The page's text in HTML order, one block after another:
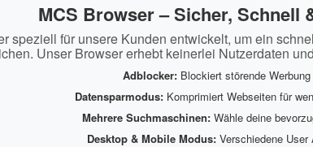
MCS Browser – Sicher, Schnell
speziell für unsere Kunden entwickelt, um ein
Unser Browser erhebt keinerlei Nutzerdaten
Adblocker: Blockiert störende
Datensparmodus:Komprimiert Webseiten für
Mehrere Suchmaschinen: Wähle deine
Desktop & Mobile Modus:Verschiedene User